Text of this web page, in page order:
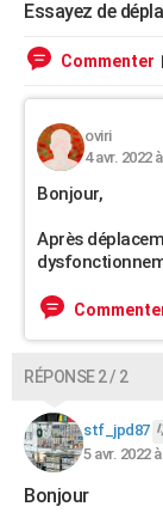
Essayez de
Commenter
oviri
4 avr. 2022
Bonjour,
Après
RÉPONSE 2 / 2
stf_jpd87
5 avr. 2022
Bonjour